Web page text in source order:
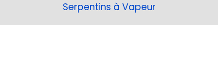
Serpentins à Vapeur